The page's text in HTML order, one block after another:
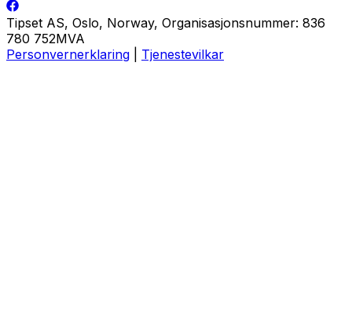
Tipset AS, Oslo, Norway, Organisasjonsnummer: 836
780 752MVA
Personvernerklaring
Tjenestevilkar